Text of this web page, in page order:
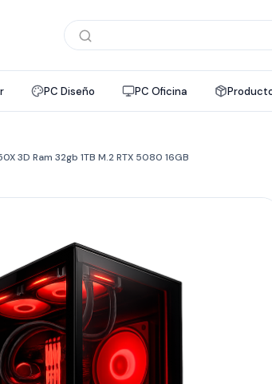
Búsqueda
de
productos
PC Diseño PC Oficina
3D Ram 32gb 1TB M.2 RTX 5080 16GB